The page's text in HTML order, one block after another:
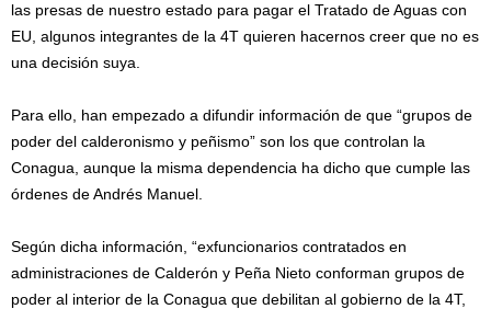
las presas de nuestro estado para pagar el Tratado de Aguas con
EU, algunos integrantes de la 4T quieren hacernos creer que no es
una decisión suya.
Para ello, han empezado a difundir información de que “grupos de
poder del calderonismo y peñismo” son los que controlan la
Conagua, aunque la misma dependencia ha dicho que cumple las
órdenes de Andrés Manuel.
Según dicha información, “exfuncionarios contratados en
administraciones de Calderón y Peña Nieto conforman grupos de
poder al interior de la Conagua que debilitan al gobierno de la 4T,